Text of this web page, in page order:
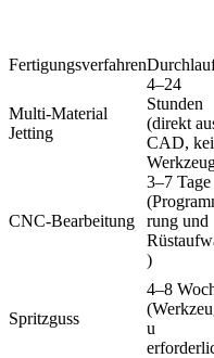
Fertigungsverfahren
Multi-Material
Jetting
4–24
Stunden
(direkt
CAD,
CNC-Bearbeitung
3–7 Tage
rung und
)
Spritzguss
4–8
u